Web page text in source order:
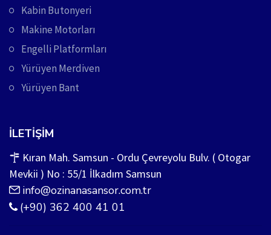
Kabin Butonyeri
Makine Motorları
Engelli Platformları
Yürüyen Merdiven
Yürüyen Bant
İLETIŞIM
Kıran Mah. Samsun - Ordu Çevreyolu Bulv. ( Otogar
Mevkii ) No : 55/1 İlkadım Samsun
info@ozinanasansor.com.tr
(+90) 362 400 41 01